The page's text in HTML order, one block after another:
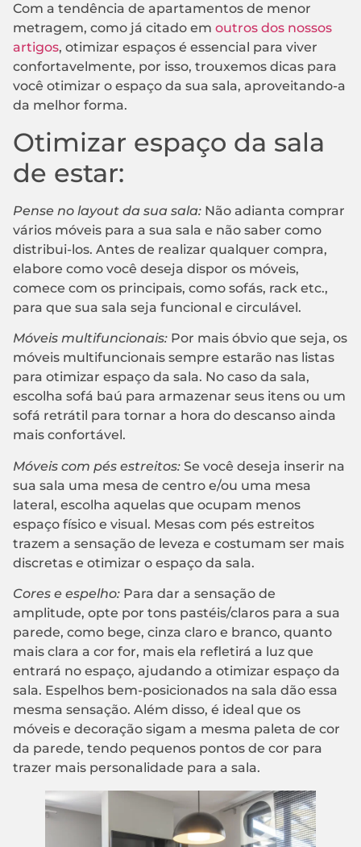
Com a tendência de apartamentos de menor
metragem, como já citado em outros dos nossos
artigos, otimizar espaços é essencial para viver
confortavelmente, por isso, trouxemos dicas para
você otimizar o espaço da sua sala, aproveitando-a
da melhor forma.
Otimizar espaço da sala
de estar:
Pense no layout da sua sala: Não adianta comprar
vários móveis para a sua sala e não saber como
distribui-los. Antes de realizar qualquer compra,
elabore como você deseja dispor os móveis,
comece com os principais, como sofás, rack etc.,
para que sua sala seja funcional e circulável.
Móveis multifuncionais: Por mais óbvio que seja, os
móveis multifuncionais sempre estarão nas listas
para otimizar espaço da sala. No caso da sala,
escolha sofá baú para armazenar seus itens ou um
sofá retrátil para tornar a hora do descanso ainda
mais confortável.
Móveis com pés estreitos: Se você deseja inserir na
sua sala uma mesa de centro e/ou uma mesa
lateral, escolha aquelas que ocupam menos
espaço físico e visual. Mesas com pés estreitos
trazem a sensação de leveza e costumam ser mais
discretas e otimizar o espaço da sala.
Cores e espelho: Para dar a sensação de
amplitude, opte por tons pastéis/claros para a sua
parede, como bege, cinza claro e branco, quanto
mais clara a cor for, mais ela refletirá a luz que
entrará no espaço, ajudando a otimizar espaço da
sala. Espelhos bem-posicionados na sala dão essa
mesma sensação. Além disso, é ideal que os
móveis e decoração sigam a mesma paleta de cor
da parede, tendo pequenos pontos de cor para
trazer mais personalidade para a sala.